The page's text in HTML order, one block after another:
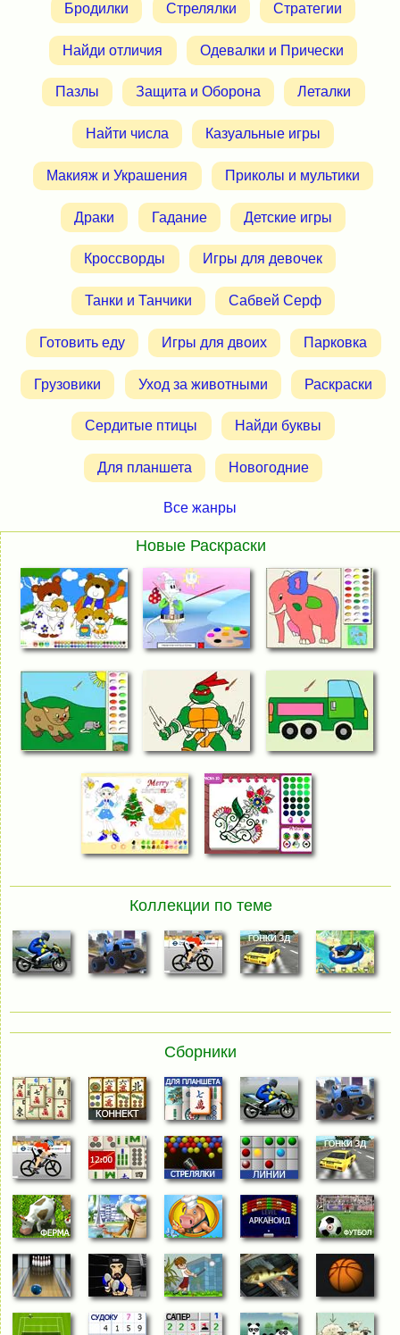
Бродилки Стрелялки Стратегии
Найди отличия Одевалки и Прически
Пазлы Защита и Оборона Леталки
Найти числа Казуальные игры
Макияж и Украшения Приколы и мультики
Драки Гадание Детские игры
Кроссворды Игры для девочек
Танки и Танчики Сабвей Серф
Готовить еду Игры для двоих Парковка
Грузовики Уход за животными Раскраски
Сердитые птицы Найди буквы
Для планшета Новогодние
Все жанры
Новые Раскраски
Коллекции по теме
Сборники